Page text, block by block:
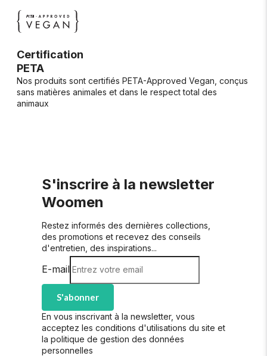
Certification
PETA
Nos produits sont certifiés PETA-Approved Vegan, conçus
sans matières animales et dans le respect total des
animaux
S'inscrire à la newsletter
Woomen
Restez informés des dernières collections,
des promotions et recevez des conseils
d'entretien, des inspirations...
E-mail
S'abonner
En vous inscrivant à la newsletter, vous
acceptez les conditions d'utilisations du site et
la politique de gestion des données
personnelles